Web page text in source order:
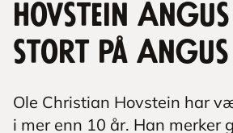
Hovstein
stort på Angus
Ole Christian Hovstein har
i mer enn 10 år. Han merker